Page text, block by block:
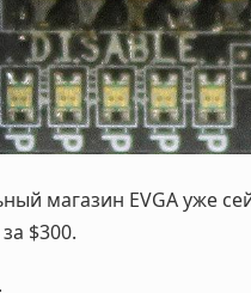
магазин EVGA уже
$300.